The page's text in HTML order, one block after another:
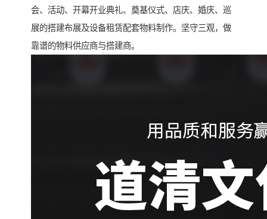
会、活动、开幕开业典礼、奠基仪式、店庆、婚庆、巡
展的搭建布展及设备租赁配套物料制作。坚守三观，做
靠谱的物料供应商与搭建商。